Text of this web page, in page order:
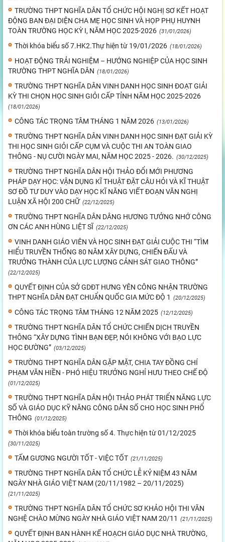
TRƯỜNG THPT NGHĨA DÂN TỔ CHỨC HỘI NGHỊ SƠ KẾT HOẠT
ĐỘNG BAN ĐẠI DIỆN CHA MẸ HỌC SINH VÀ HỌP PHỤ HUYNH
TOÀN TRƯỜNG HỌC KỲ I, NĂM HỌC 2025-2026 (31/01/2026)
Thời khóa biểu số 7.HK2.Thự hiện từ 19/01/2026 (18/01/2026)
HOẠT ĐỘNG TRẢI NGHIỆM – HƯỚNG NGHIỆP CỦA HỌC SINH
TRƯỜNG THPT NGHĨA DÂN (18/01/2026)
TRƯỜNG THPT NGHĨA DÂN VINH DANH HỌC SINH ĐOẠT GIẢI
KỲ THI CHỌN HỌC SINH GIỎI CẤP TỈNH NĂM HỌC 2025-2026
(18/01/2026)
CÔNG TÁC TRỌNG TÂM THÁNG 1 NĂM 2026 (13/01/2026)
TRƯỜNG THPT NGHĨA DÂN VINH DANH HỌC SINH ĐẠT GIẢI KỲ
THI HỌC SINH GIỎI CẤP CỤM VÀ CUỘC THI AN TOÀN GIAO
THÔNG - NỤ CƯỜI NGÀY MAI, NĂM HỌC 2025 - 2026. (30/12/2025)
TRƯỜNG THPT NGHĨA DÂN HỘI THẢO ĐỔI MỚI PHƯƠNG
PHÁP DẠY HỌC: VẬN DỤNG KĨ THUẬT ĐẶT CÂU HỎI VÀ KĨ THUẬT
SƠ ĐỒ TƯ DUY VÀO DẠY HỌC KĨ NĂNG VIẾT ĐOẠN VĂN NGHỊ
LUẬN XÃ HỘI 200 CHỮ (22/12/2025)
TRƯỜNG THPT NGHĨA DÂN DÂNG HƯƠNG TƯỞNG NHỚ CÔNG
ƠN CÁC ANH HÙNG LIỆT SĨ (22/12/2025)
VINH DANH GIÁO VIÊN VÀ HỌC SINH ĐẠT GIẢI CUỘC THI “TÌM
HIỂU TRUYỀN THỐNG 80 NĂM XÂY DỰNG, CHIẾN ĐẤU VÀ
TRƯỞNG THÀNH CỦA LỰC LƯỢNG CẢNH SÁT GIAO THÔNG”
(22/12/2025)
QUYẾT ĐỊNH CỦA SỞ GDĐT HƯNG YÊN CÔNG NHẬN TRƯỜNG
THPT NGHĨA DÂN ĐẠT CHUẨN QUỐC GIA MỨC ĐỘ 1
(20/12/2025)
CÔNG TÁC TRỌNG TÂM THÁNG 12 NĂM 2025 (12/12/2025)
TRƯỜNG THPT NGHĨA DÂN TỔ CHỨC CHIẾN DỊCH TRUYỀN
THÔNG “XÂY DỰNG TÌNH BẠN ĐẸP, NÓI KHÔNG VỚI BẠO LỰC
HỌC ĐƯỜNG” (03/12/2025)
TRƯỜNG THPT NGHĨA DÂN GẶP MẶT, CHIA TAY ĐỒNG CHÍ
PHẠM VĂN HIỀN - PHÓ HIỆU TRƯỞNG NGHỈ HƯU THEO CHẾ ĐỘ
(01/12/2025)
TRƯỜNG THPT NGHĨA DÂN HỘI THẢO PHÁT TRIỂN NĂNG LỰC
SỐ VÀ GIÁO DỤC KỸ NĂNG CÔNG DÂN SỐ CHO HỌC SINH PHỔ
THÔNG (01/12/2025)
Thời khóa biểu toàn trường số 4. Thực hiện từ 01/12/2025
(30/11/2025)
TẤM GƯƠNG NGƯỜI TỐT - VIỆC TỐT (21/11/2025)
TRƯỜNG THPT NGHĨA DÂN TỔ CHỨC LỄ KỶ NIỆM 43 NĂM
NGÀY NHÀ GIÁO VIỆT NAM (20/11/1982 – 20/11/2025)
(21/11/2025)
TRƯỜNG THPT NGHĨA DÂN TỔ CHỨC SƠ KHẢO HỘI THI VĂN
NGHỆ CHÀO MỪNG NGÀY NHÀ GIÁO VIỆT NAM 20/11
(21/11/2025)
QUYẾT ĐỊNH BAN HÀNH KẾ HOẠCH GIÁO DỤC NHÀ TRƯỜNG,